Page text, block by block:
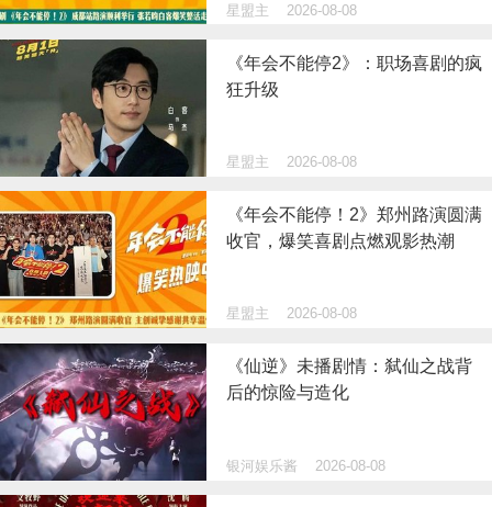
星盟主 2026-08-08
《年会不能停2》：职场喜剧的疯
狂升级
星盟主 2026-08-08
《年会不能停！2》郑州路演圆满
收官，爆笑喜剧点燃观影热潮
星盟主 2026-08-08
《仙逆》未播剧情：弑仙之战背
后的惊险与造化
银河娱乐酱 2026-08-08